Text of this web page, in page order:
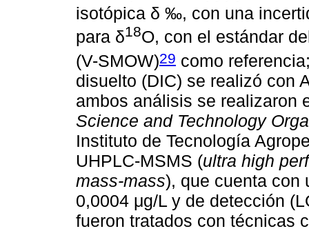
isotópica δ ‰, con una
para δ18O, con el estándar
(V-SMOW)29 como
disuelto (DIC) se realizó con
ambos análisis se realizaron
Science and Technology
Instituto de Tecnología
UHPLC-MSMS (ultra high
mass-mass), que cuenta con
0,0004 μg/L y de detección
fueron tratados con técnicas